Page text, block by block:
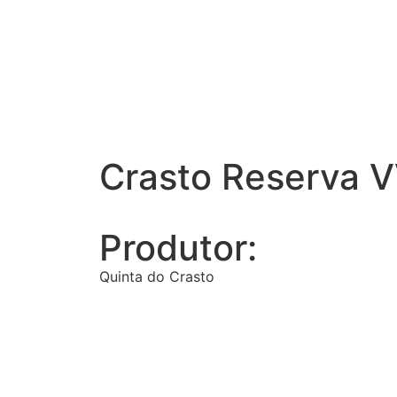
Crasto Reserva
Produtor:
Quinta do Crasto